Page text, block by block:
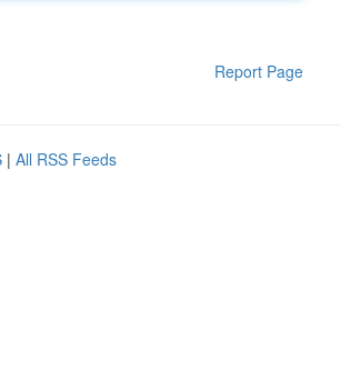
Report Page
| All RSS Feeds